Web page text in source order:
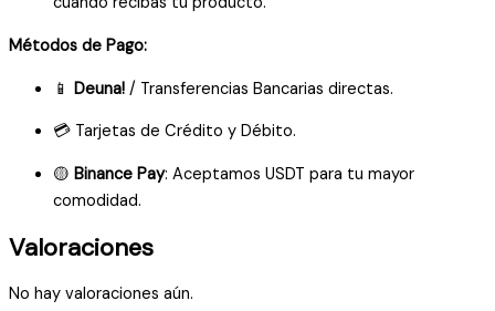
Métodos de Pago:
📱 Deuna! / Transferencias Bancarias directas.
💳 Tarjetas de Crédito y Débito.
🟡 Binance Pay: Aceptamos USDT para tu mayor
comodidad.
Valoraciones
No hay valoraciones aún.